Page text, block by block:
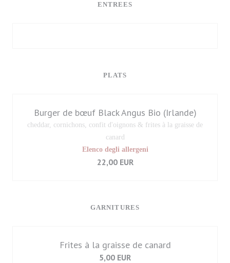
ENTREES
PLATS
Burger de bœuf Black Angus Bio (Irlande)
cheddar, cornichons, confit d'oignons & frites à la graisse de
canard
Elenco degli allergeni
22,00 EUR
GARNITURES
Frites à la graisse de canard
5,00 EUR